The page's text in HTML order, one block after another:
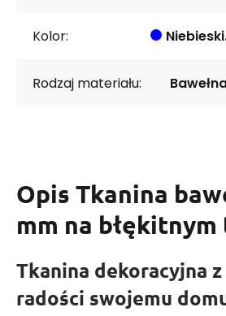
Kolor:
Rodzaj materiału:
Opis Tkanina
mm na
Tkanina dekoracyjna
radości swojemu